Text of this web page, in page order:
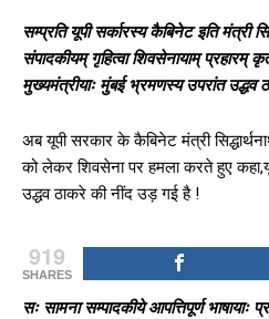
सम्प्रति यूपी सर्कारस्य कैबिनेट इति मंत्री
संपादकीयम् गृहित्वा शिवसेनायाम्
मुख्यमंत्रीयाः मुंबई भ्रमणस्य उपरांत उद्धव
अब यूपी सरकार के कैबिनेट मंत्री
को लेकर शिवसेना पर हमला करते हुए
उद्धव ठाकरे की नींद उड़ गई है !
919
SHARES
सः सामना सम्पादकीये आपत्तिपूर्ण